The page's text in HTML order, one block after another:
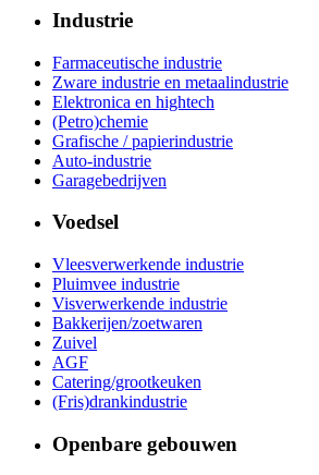
Industrie
Farmaceutische industrie
Zware industrie en metaalindustrie
Elektronica en hightech
(Petro)chemie
Grafische / papierindustrie
Auto-industrie
Garagebedrijven
Voedsel
Vleesverwerkende industrie
Pluimvee industrie
Visverwerkende industrie
Bakkerijen/zoetwaren
Zuivel
AGF
Catering/grootkeuken
(Fris)drankindustrie
Openbare gebouwen